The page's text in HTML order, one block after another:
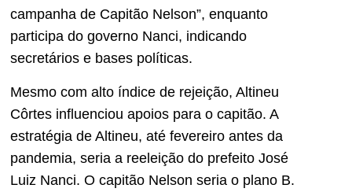
campanha de Capitão Nelson”, enquanto
participa do governo Nanci, indicando
secretários e bases políticas.
Mesmo com alto índice de rejeição, Altineu
Côrtes influenciou apoios para o capitão. A
estratégia de Altineu, até fevereiro antes da
pandemia, seria a reeleição do prefeito José
Luiz Nanci. O capitão Nelson seria o plano B.